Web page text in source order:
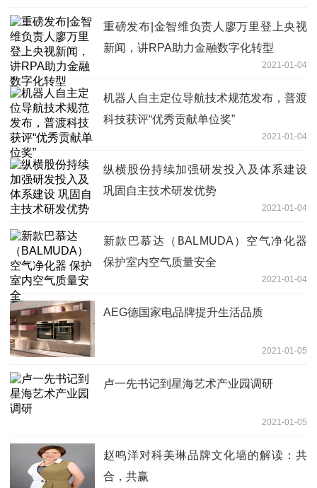
重磅发布|金智维负责人廖万里登上央视
新闻，讲RPA助力金融数字化转型
2021-01-04
机器人自主定位导航技术规范发布，普渡
科技获评“优秀贡献单位奖”
2021-01-04
纵横股份持续加强研发投入及体系建设
巩固自主技术研发优势
2021-01-04
新款巴慕达（BALMUDA）空气净化器
保护室内空气质量安全
2021-01-04
AEG德国家电品牌提升生活品质
2021-01-05
卢一先书记到星海艺术产业园调研
2021-01-05
赵鸣洋对科美琳品牌文化墙的解读：共
合，共赢